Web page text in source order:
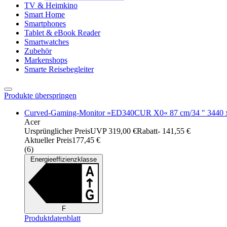
TV & Heimkino
Smart Home
Smartphones
Tablet & eBook Reader
Smartwatches
Zubehör
Markenshops
Smarte Reisebegleiter
Produkte überspringen
Curved-Gaming-Monitor »ED340CUR X0« 87 cm/34 ″
Acer
Ursprünglicher PreisUVP 319,00 €Rabatt- 141,55 €
Aktueller Preis177,45 €
(6)
Energieeffizienzklasse
F
Produktdatenblatt